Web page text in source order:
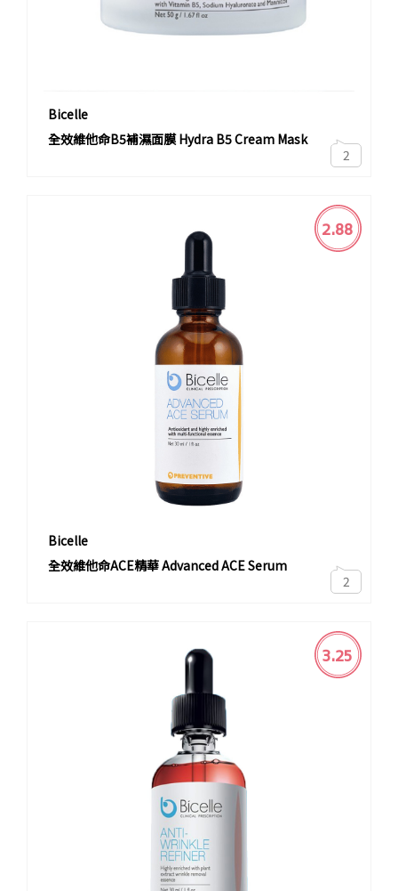
Bicelle
全效維他命B5補濕面膜 Hydra B5 Cream Mask
2
Bicelle
全效維他命ACE精華 Advanced ACE Serum
2.88
2
3.25